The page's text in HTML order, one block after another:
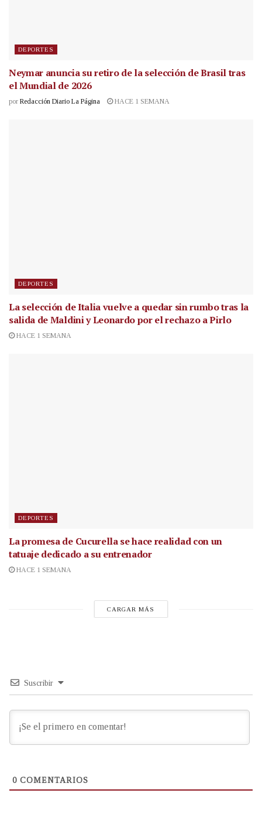
DEPORTES
Neymar anuncia su retiro de la selección de Brasil tras
el Mundial de 2026
por Redacción Diario La Página HACE 1 SEMANA
DEPORTES
La selección de Italia vuelve a quedar sin rumbo tras la
salida de Maldini y Leonardo por el rechazo a Pirlo
HACE 1 SEMANA
DEPORTES
La promesa de Cucurella se hace realidad con un
tatuaje dedicado a su entrenador
HACE 1 SEMANA
CARGAR MÁS
Suscribir
0 COMENTARIOS